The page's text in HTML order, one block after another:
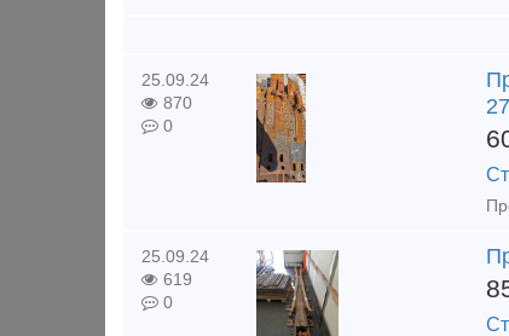
25.09.24
870
0
25.09.24
619
0